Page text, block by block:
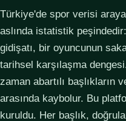
Türkiye'de spor verisi
aslında istatistik
gidişatı, bir oyuncunun
tarihsel karşılaşma
zaman abartılı başlıkların
arasında kaybolur. Bu
kuruldu. Her başlık,